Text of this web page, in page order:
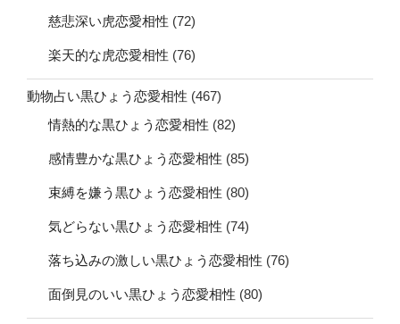
慈悲深い虎恋愛相性 (72)
楽天的な虎恋愛相性 (76)
動物占い黒ひょう恋愛相性 (467)
情熱的な黒ひょう恋愛相性 (82)
感情豊かな黒ひょう恋愛相性 (85)
束縛を嫌う黒ひょう恋愛相性 (80)
気どらない黒ひょう恋愛相性 (74)
落ち込みの激しい黒ひょう恋愛相性 (76)
面倒見のいい黒ひょう恋愛相性 (80)